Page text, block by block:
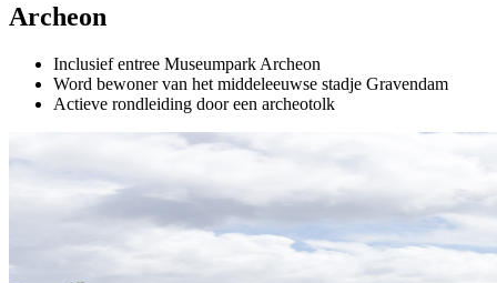
Archeon
Inclusief entree Museumpark Archeon
Word bewoner van het middeleeuwse stadje Gravendam
Actieve rondleiding door een archeotolk